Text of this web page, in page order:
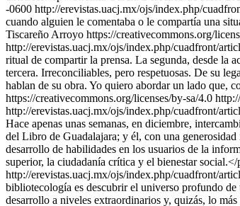
-0600 http://erevistas.uacj.mx/ojs/index.php/
cuando alguien le comentaba o le compartía una
Tiscareño Arroyo https://creativecommons.org/
http://erevistas.uacj.mx/ojs/index.php/cuadfront/
ritual de compartir la prensa. La segunda, desde la
tercera. Irreconciliables, pero respetuosas. De su
hablan de su obra. Yo quiero abordar un lado que,
https://creativecommons.org/licenses/by-sa/4.0
http://erevistas.uacj.mx/ojs/index.php/cuadfront/
Hace apenas unas semanas, en diciembre,
del Libro de Guadalajara; y él, con una
desarrollo de habilidades en los usuarios de la
superior, la ciudadanía crítica y el bienestar social.</
http://erevistas.uacj.mx/ojs/index.php/cuadfront/
bibliotecología es descubrir el universo profundo de
desarrollo a niveles extraordinarios y, quizás, lo